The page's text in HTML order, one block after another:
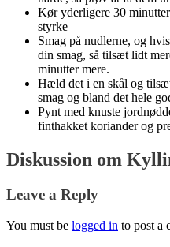
Kør yderligere 30
styrke
Smag på nudlerne, og
din smag, så tilsæt lidt
minutter mere.
Hæld det i en skål og
smag og bland det hele
Pynt med knuste
finthakket koriander og
Diskussion om
Leave a Reply
You must be logged in to post a